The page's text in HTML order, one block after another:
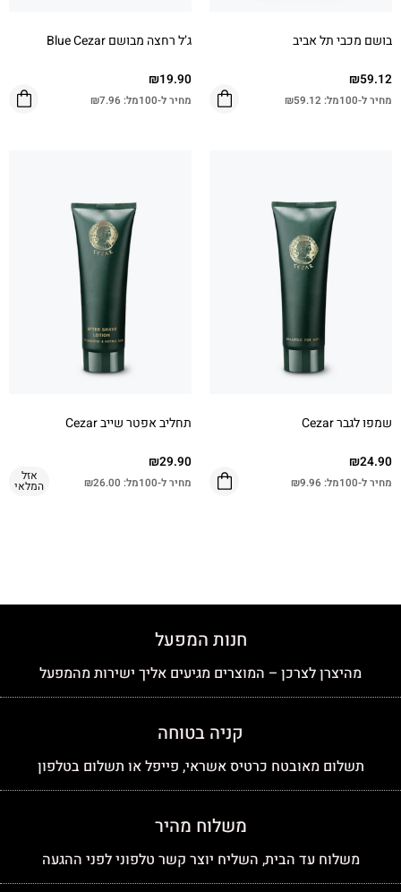
בושם מכבי תל אביב
₪59.12
מחיר ל-100מל: ₪59.12
ג’ל רחצה מבושם Blue Cezar
₪19.90
מחיר ל-100מל: ₪7.96
שמפו לגבר Cezar
₪24.90
מחיר ל-100מל: ₪9.96
תחליב אפטר שייב Cezar
₪29.90
מחיר ל-100מל: ₪26.00 אזל
המלאי
חנות המפעל
מהיצרן לצרכן – המוצרים מגיעים אליך ישירות מהמפעל
קניה בטוחה
תשלום מאובטח כרטיס אשראי, פייפל או תשלום בטלפון
משלוח מהיר
משלוח עד הבית, השליח יוצר קשר טלפוני לפני ההגעה